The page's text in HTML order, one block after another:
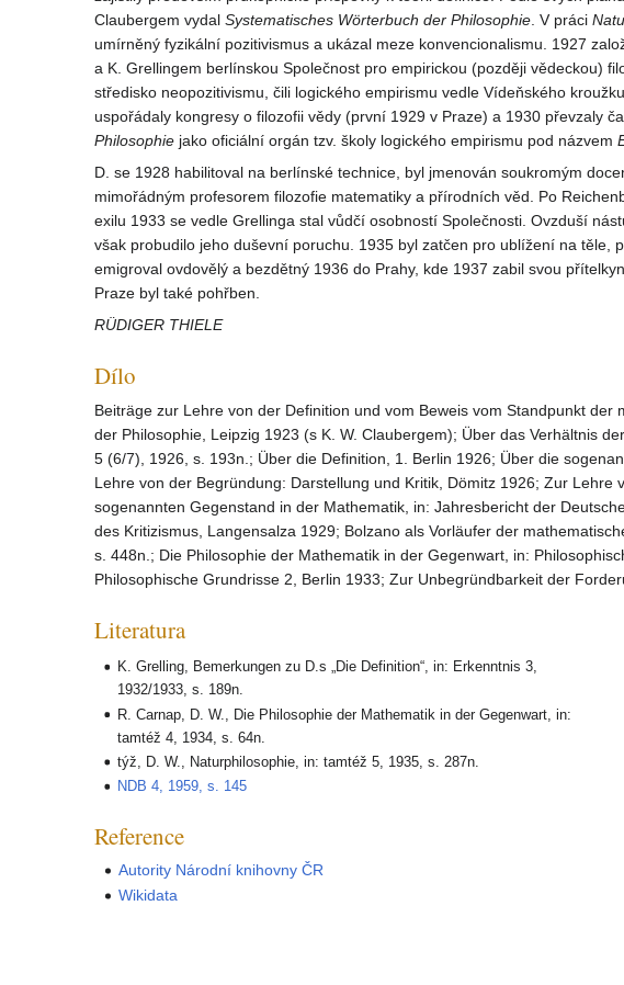
Claubergem vydal Systematisches Wörterbuch der Philosophie . V práci
umírněný fyzikální pozitivismus a ukázal meze konvencionalismu. 1927
a K. Grellingem berlínskou Společnost pro empirickou (později vědeckou)
středisko neopozitivismu, čili logického empirismu vedle Vídeňského
uspořádaly kongresy o filozofii vědy (první 1929 v Praze) a 1930 převzaly
Philosophie jako oficiální orgán tzv. školy logického empirismu pod názvem
D. se 1928 habilitoval na berlínské technice, byl jmenován soukromým
mimořádným profesorem filozofie matematiky a přírodních věd. Po
exilu 1933 se vedle Grellinga stal vůdčí osobností Společnosti. Ovzduší
však probudilo jeho duševní poruchu. 1935 byl zatčen pro ublížení na těle,
emigroval ovdovělý a bezdětný 1936 do Prahy, kde 1937 zabil svou
Praze byl také pohřben.
RÜDIGER THIELE
Dílo
Beiträge zur Lehre von der Definition und vom Beweis vom Standpunkt
der Philosophie, Leipzig 1923 (s K. W. Claubergem); Über das Verhältnis
5 (6/7), 1926, s. 193n.; Über die Definition, 1. Berlin 1926; Über die
Lehre von der Begründung: Darstellung und Kritik, Dömitz 1926; Zur
sogenannten Gegenstand in der Mathematik, in: Jahresbericht der
des Kritizismus, Langensalza 1929; Bolzano als Vorläufer der
s. 448n.; Die Philosophie der Mathematik in der Gegenwart, in:
Philosophische Grundrisse 2, Berlin 1933; Zur Unbegründbarkeit der
Literatura
K. Grelling, Bemerkungen zu D.s „Die Definition“, in: Erkenntnis 3,
1932/1933, s. 189n.
R. Carnap, D. W., Die Philosophie der Mathematik in der Gegenwart, in:
tamtéž 4, 1934, s. 64n.
týž, D. W., Naturphilosophie, in: tamtéž 5, 1935, s. 287n.
NDB 4, 1959, s. 145
Reference
Autority Národní knihovny ČR
Wikidata